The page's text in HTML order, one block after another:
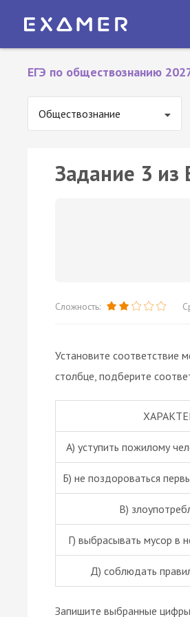
ЕГЭ по обществознанию
Обществознание
Задание 3 из
Сложность:
Установите соответствие
столбце, подберите
А) уступить пожилому
Б) не поздороваться
В)
Г) выбрасывать мусор в
Д) соблюдать
Запишите выбранные